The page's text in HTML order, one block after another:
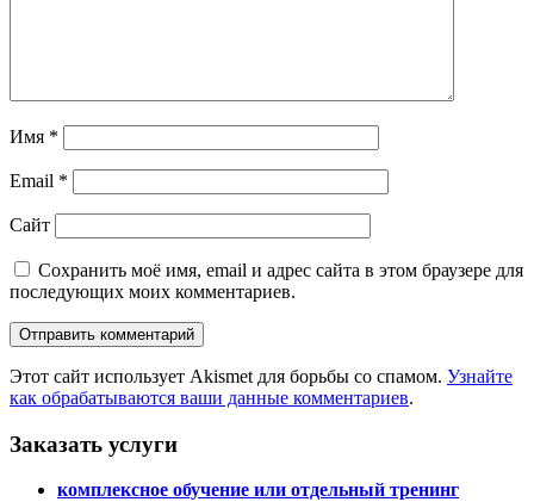
Имя *
Email *
Сайт
Сохранить моё имя, email и адрес сайта в этом браузере для
последующих моих комментариев.
Этот сайт использует Akismet для борьбы со спамом. Узнайте
как обрабатываются ваши данные комментариев.
Заказать услуги
комплексное обучение или отдельный тренинг